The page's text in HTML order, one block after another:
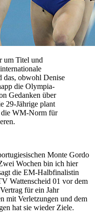
um Titel und
das, obwohl Denise
die Olympia-
Gedanken über
29-Jährige plant
die WM-Norm für
Monte Gordo
Wochen bin ich hier
die EM-Halbfinalistin
Wattenscheid 01 vor dem
für ein Jahr
mit Verletzungen und dem
hat sie wieder Ziele.